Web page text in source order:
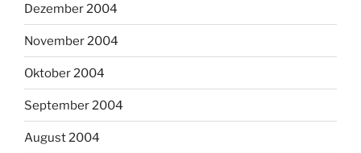
Dezember 2004
November 2004
Oktober 2004
September 2004
August 2004